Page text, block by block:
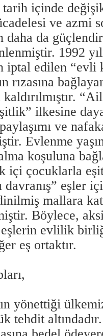
içinde
ve azmi
daha da
1992
iptal edilen “evli
rızasına
ilkesine
ve
Evlenme
koşuluna
içi çocuklarla
davranış” eşler
mallara
Böylece,
eşlerin evlilik
eş ortaktır.
yönettiği
tehdit